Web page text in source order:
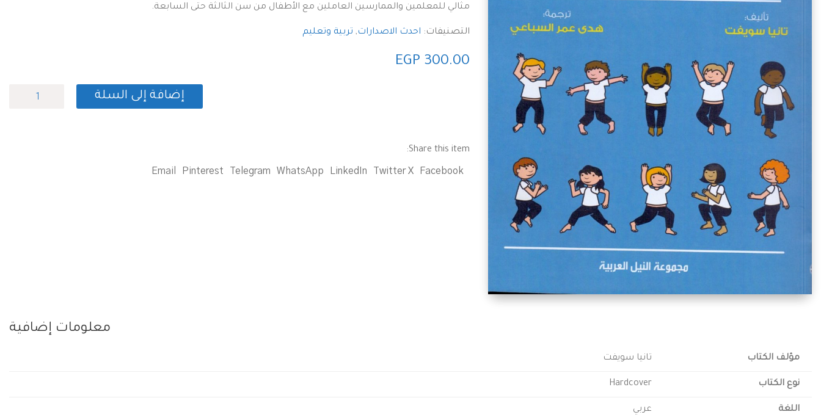
مثالي للمعلمين والممارسين العاملين مع الأطفال من سن الثالثة حتى السابعة.
التصنيفات: احدث الاصدارات, تربية وتعليم
EGP 300.00
إضافة إلى السلة
Share this item:
Facebook
Twitter X
LinkedIn
WhatsApp
Telegram
Pinterest
Email
معلومات إضافية
مؤلف الكتاب تانيا سويفت
نوع الكتاب Hardcover
اللغة عربي